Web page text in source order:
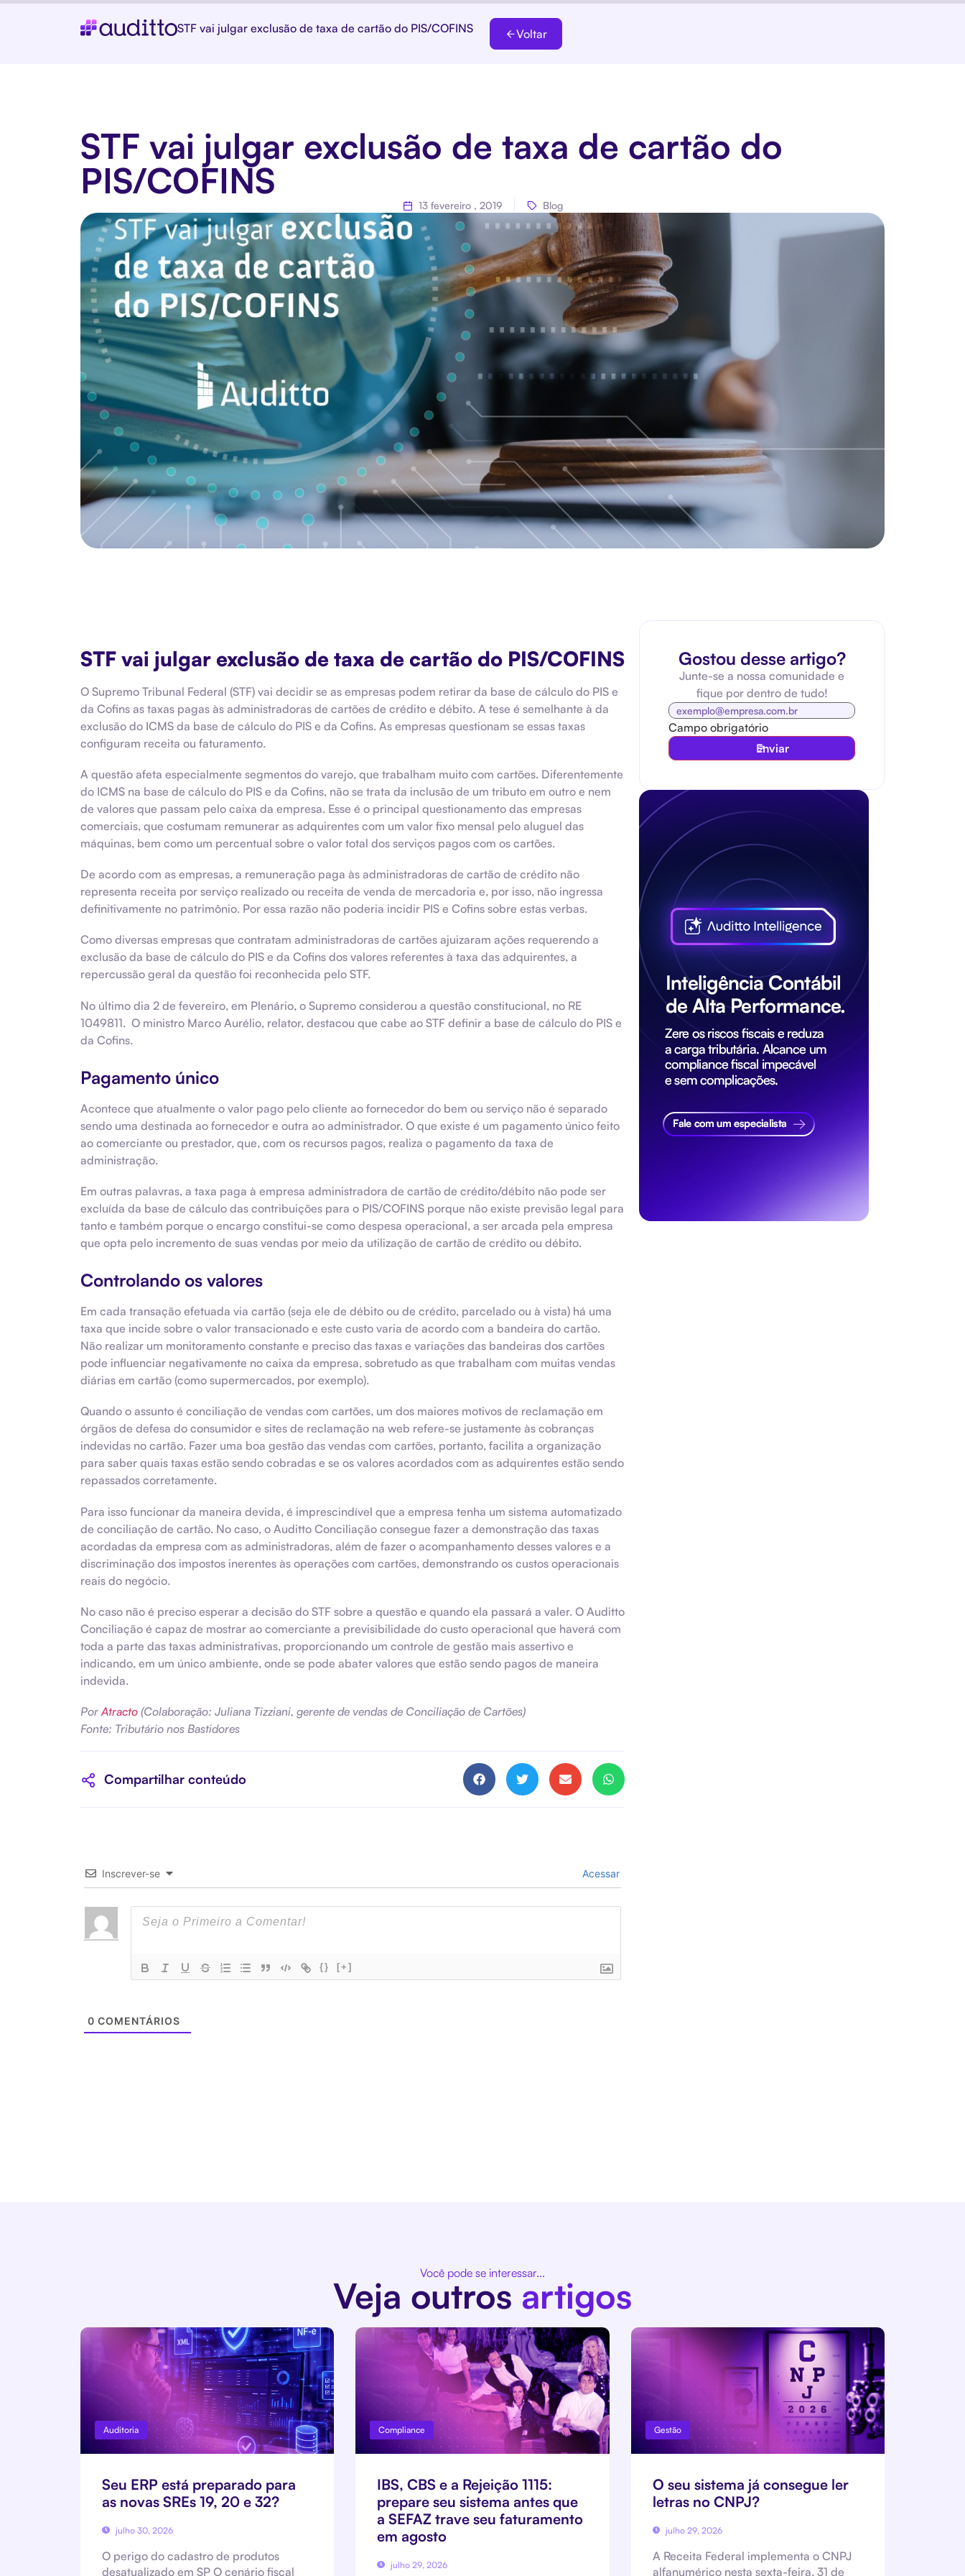
STF vai julgar exclusão de taxa de cartão do PIS/COFINS Voltar
STF vai julgar exclusão de taxa de cartão do
PIS/COFINS
13 fevereiro , 2019 Blog
STF vai julgar exclusão de taxa de cartão do PIS/COFINS
O Supremo Tribunal Federal (STF) vai decidir se as empresas podem retirar da base de cálculo do PIS e
da Cofins as taxas pagas às administradoras de cartões de crédito e débito. A tese é semelhante à da
exclusão do ICMS da base de cálculo do PIS e da Cofins. As empresas questionam se essas taxas
configuram receita ou faturamento.
A questão afeta especialmente segmentos do varejo, que trabalham muito com cartões. Diferentemente
do ICMS na base de cálculo do PIS e da Cofins, não se trata da inclusão de um tributo em outro e nem
de valores que passam pelo caixa da empresa. Esse é o principal questionamento das empresas
comerciais, que costumam remunerar as adquirentes com um valor fixo mensal pelo aluguel das
máquinas, bem como um percentual sobre o valor total dos serviços pagos com os cartões.
De acordo com as empresas, a remuneração paga às administradoras de cartão de crédito não
representa receita por serviço realizado ou receita de venda de mercadoria e, por isso, não ingressa
definitivamente no patrimônio. Por essa razão não poderia incidir PIS e Cofins sobre estas verbas.
Como diversas empresas que contratam administradoras de cartões ajuizaram ações requerendo a
exclusão da base de cálculo do PIS e da Cofins dos valores referentes à taxa das adquirentes, a
repercussão geral da questão foi reconhecida pelo STF.
No último dia 2 de fevereiro, em Plenário, o Supremo considerou a questão constitucional, no RE
1049811. O ministro Marco Aurélio, relator, destacou que cabe ao STF definir a base de cálculo do PIS e
da Cofins.
Pagamento único
Acontece que atualmente o valor pago pelo cliente ao fornecedor do bem ou serviço não é separado
sendo uma destinada ao fornecedor e outra ao administrador. O que existe é um pagamento único feito
ao comerciante ou prestador, que, com os recursos pagos, realiza o pagamento da taxa de
administração.
Em outras palavras, a taxa paga à empresa administradora de cartão de crédito/débito não pode ser
excluída da base de cálculo das contribuições para o PIS/COFINS porque não existe previsão legal para
tanto e também porque o encargo constitui-se como despesa operacional, a ser arcada pela empresa
que opta pelo incremento de suas vendas por meio da utilização de cartão de crédito ou débito.
Controlando os valores
Em cada transação efetuada via cartão (seja ele de débito ou de crédito, parcelado ou à vista) há uma
taxa que incide sobre o valor transacionado e este custo varia de acordo com a bandeira do cartão.
Não realizar um monitoramento constante e preciso das taxas e variações das bandeiras dos cartões
pode influenciar negativamente no caixa da empresa, sobretudo as que trabalham com muitas vendas
diárias em cartão (como supermercados, por exemplo).
Quando o assunto é conciliação de vendas com cartões, um dos maiores motivos de reclamação em
órgãos de defesa do consumidor e sites de reclamação na web refere-se justamente às cobranças
indevidas no cartão. Fazer uma boa gestão das vendas com cartões, portanto, facilita a organização
para saber quais taxas estão sendo cobradas e se os valores acordados com as adquirentes estão sendo
repassados corretamente.
Para isso funcionar da maneira devida, é imprescindível que a empresa tenha um sistema automatizado
de conciliação de cartão. No caso, o Auditto Conciliação consegue fazer a demonstração das taxas
acordadas da empresa com as administradoras, além de fazer o acompanhamento desses valores e a
discriminação dos impostos inerentes às operações com cartões, demonstrando os custos operacionais
reais do negócio.
No caso não é preciso esperar a decisão do STF sobre a questão e quando ela passará a valer. O Auditto
Conciliação é capaz de mostrar ao comerciante a previsibilidade do custo operacional que haverá com
toda a parte das taxas administrativas, proporcionando um controle de gestão mais assertivo e
indicando, em um único ambiente, onde se pode abater valores que estão sendo pagos de maneira
indevida.
Por Atracto (Colaboração: Juliana Tizziani, gerente de vendas de Conciliação de Cartões)
Fonte: Tributário nos Bastidores
Compartilhar conteúdo
Inscrever-se Acessar
{} [+]
0 COMENTÁRIOS
Gostou desse artigo?
Junte-se a nossa comunidade e
fique por dentro de tudo!
Campo obrigatório
Enviar
Você pode se interessar...
Veja outros artigos
Auditoria
Seu ERP está preparado para
as novas SREs 19, 20 e 32?
julho 30, 2026
O perigo do cadastro de produtos
desatualizado em SP O cenário fiscal
Compliance
IBS, CBS e a Rejeição 1115:
prepare seu sistema antes que
a SEFAZ trave seu faturamento
em agosto
julho 29, 2026
Gestão
O seu sistema já consegue ler
letras no CNPJ?
julho 29, 2026
A Receita Federal implementa o CNPJ
alfanumérico nesta sexta-feira, 31 de